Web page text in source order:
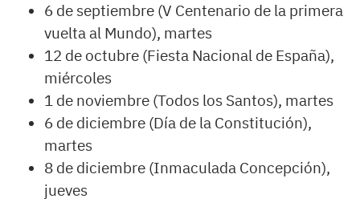
6 de septiembre (V Centenario de la primera
vuelta al Mundo), martes
12 de octubre (Fiesta Nacional de España),
miércoles
1 de noviembre (Todos los Santos), martes
6 de diciembre (Día de la Constitución),
martes
8 de diciembre (Inmaculada Concepción),
jueves